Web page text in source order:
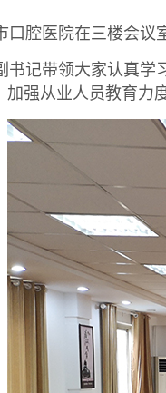
腔医院在三楼会议室
带领大家认真学习
加强从业人员教育力